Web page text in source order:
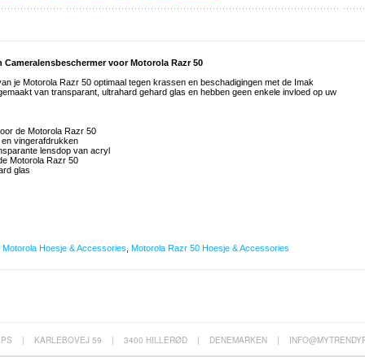
voor Motorola Razr 50
je Motorola Razr 50 optimaal tegen krassen en beschadigingen met de Imak
van transparant, ultrahard gehard glas en hebben geen enkele invloed op uw
de Motorola Razr 50
vingerafdrukken
lensdop van acryl
Motorola Razr 50
glas
Motorola Hoesje & Accessories Motorola Razr 50 Hoesje & Accessories
| KARLEBOVEJ 59 | 3400 HILLERØD | DENEMARKEN |